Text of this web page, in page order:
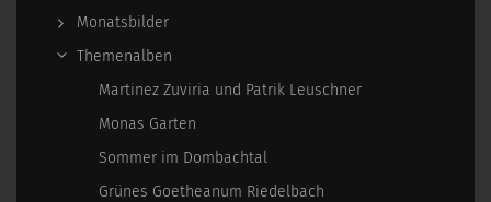
Monatsbilder
Themenalben
Martinez Zuviria und Patrik Leuschner
Monas Garten
Sommer im Dombachtal
Grünes Goetheanum Riedelbach